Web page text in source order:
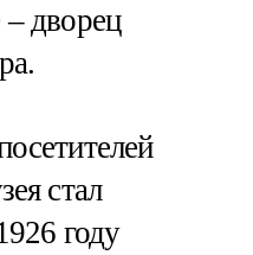
дворец
стал
году